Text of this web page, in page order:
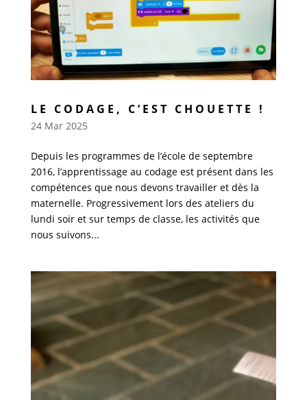
LE CODAGE, C’EST CHOUETTE !
24 Mar 2025
Depuis les programmes de l’école de septembre
2016, l’apprentissage au codage est présent dans les
compétences que nous devons travailler et dès la
maternelle. Progressivement lors des ateliers du
lundi soir et sur temps de classe, les activités que
nous suivons...